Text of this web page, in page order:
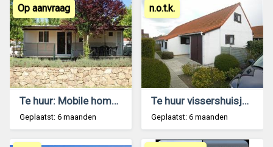
Te huur: Mobile home in Toscane – hond welkom
Geplaatst: 6 maanden
Op aanvraag
Te huur vissershuisje te westende
Geplaatst: 6 maanden
n.o.t.k.